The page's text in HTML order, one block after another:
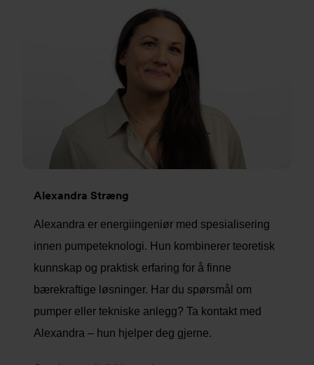
Alexandra Stræng
Alexandra er energiingeniør med spesialisering
innen pumpeteknologi. Hun kombinerer teoretisk
kunnskap og praktisk erfaring for å finne
bærekraftige løsninger. Har du spørsmål om
pumper eller tekniske anlegg? Ta kontakt med
Alexandra – hun hjelper deg gjerne.